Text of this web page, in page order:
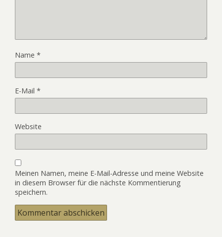
Name *
E-Mail *
Website
Meinen Namen, meine E-Mail-Adresse und meine Website
in diesem Browser für die nächste Kommentierung
speichern.